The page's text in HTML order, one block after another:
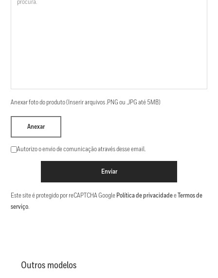
Anexar foto do produto (Inserir arquivos .PNG ou .JPG até 5MB)
Anexar
Autorizo o envio de comunicação através desse email.
Enviar
Este site é protegido por reCAPTCHA Google Política de privacidadee Termos de
serviço.
Outros modelos